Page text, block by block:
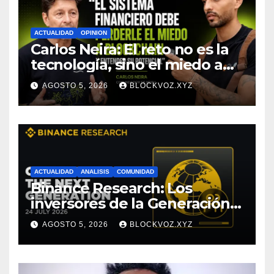
ACTUALIDAD OPINION
Carlos Neira: El reto no es la
tecnología, sino el miedo a
entenderla
AGOSTO 5, 2026 BLOCKVOZ.XYZ
ACTUALIDAD ANALISIS COMUNIDAD
Binance Research: Los
inversores de la Generación Z
empiezan más jóvenes y
muestran mayor disciplina
financiera
AGOSTO 5, 2026 BLOCKVOZ.XYZ